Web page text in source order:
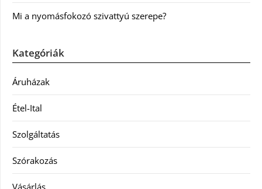
Mi a nyomásfokozó szivattyú szerepe?
Kategóriák
Áruházak
Étel-Ital
Szolgáltatás
Szórakozás
Vásárlás